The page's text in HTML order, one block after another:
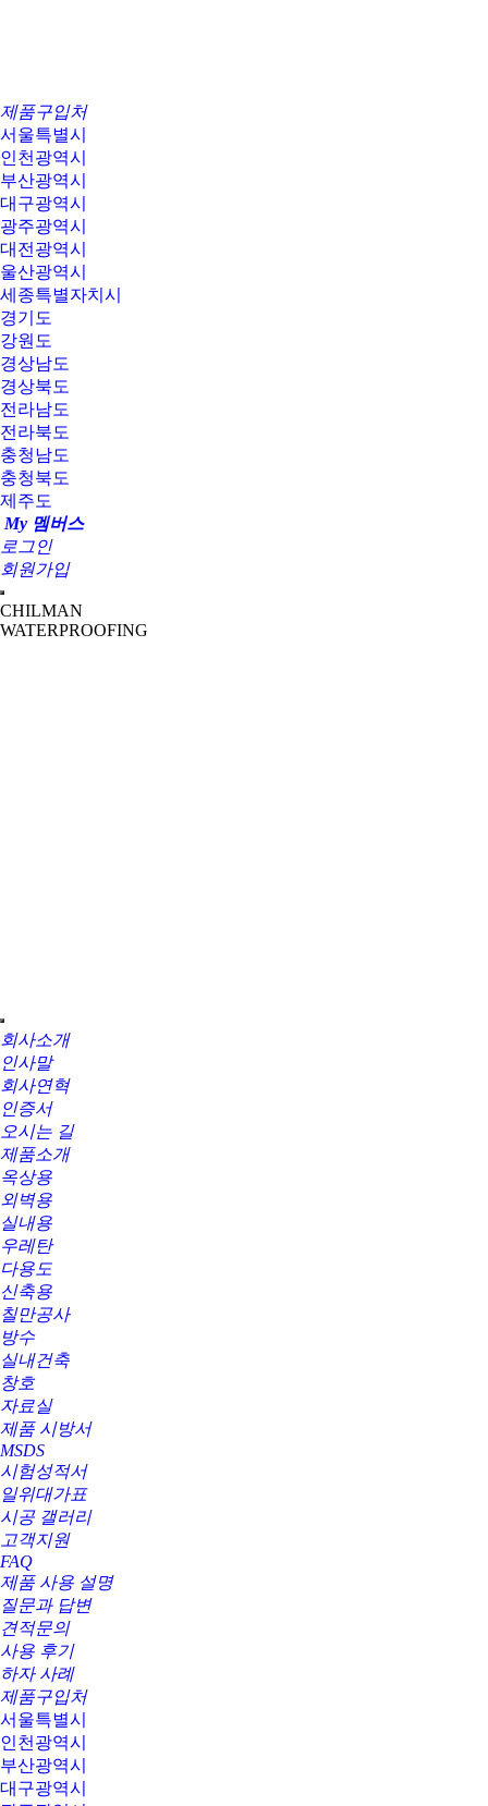
제품구입처
서울특별시
인천광역시
부산광역시
대구광역시
광주광역시
대전광역시
울산광역시
세종특별자치시
경기도
강원도
경상남도
경상북도
전라남도
전라북도
충청남도
충청북도
제주도
My 멤버스
로그인
회원가입
CHILMAN
WATERPROOFING
회사소개
인사말
회사연혁
인증서
오시는 길
제품소개
옥상용
외벽용
실내용
우레탄
다용도
신축용
칠만공사
방수
실내건축
창호
자료실
제품 시방서
MSDS
시험성적서
일위대가표
시공 갤러리
고객지원
FAQ
제품 사용 설명
질문과 답변
견적문의
사용 후기
하자 사례
제품구입처
서울특별시
인천광역시
부산광역시
대구광역시